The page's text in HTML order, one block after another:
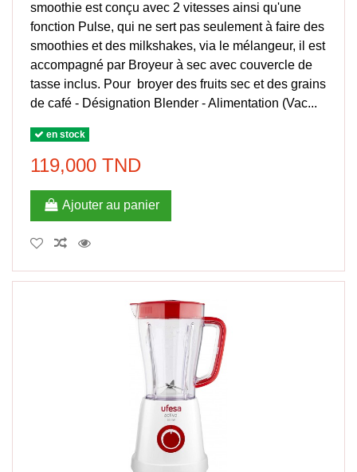
smoothie est conçu avec 2 vitesses ainsi qu'une
fonction Pulse, qui ne sert pas seulement à faire des
smoothies et des milkshakes, via le mélangeur, il est
accompagné par Broyeur à sec avec couvercle de
tasse inclus. Pour broyer des fruits sec et des grains
de café - Désignation Blender - Alimentation (Vac...
en stock
119,000 TND
Ajouter au panier